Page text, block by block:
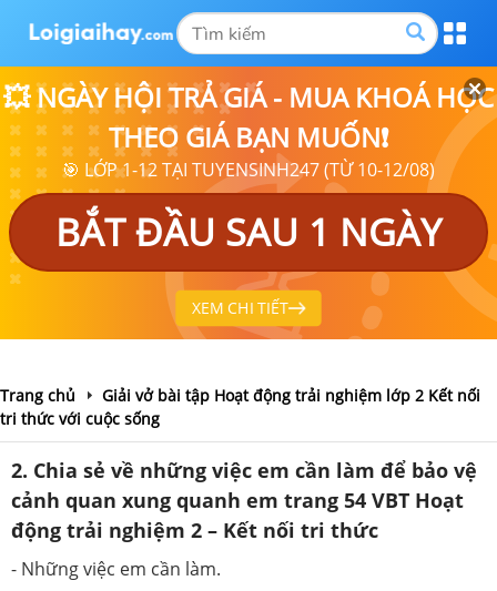
💥 NGÀY HỘI TRẢ GIÁ - MUA KHOÁ HỌC
THEO GIÁ BẠN MUỐN❗
🎯 LỚP 1-12 TẠI TUYENSINH247 (TỪ 10-12/08)
BẮT ĐẦU SAU 1 NGÀY
XEM CHI TIẾT
Trang chủ
Giải vở bài tập Hoạt động trải nghiệm lớp 2 Kết nối
tri thức với cuộc sống
2. Chia sẻ về những việc em cần làm để bảo vệ
cảnh quan xung quanh em trang 54 VBT Hoạt
động trải nghiệm 2 – Kết nối tri thức
- Những việc em cần làm.